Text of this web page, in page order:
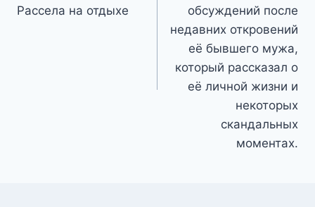
Рассела на отдыхе
обсуждений после
недавних откровений
её бывшего мужа,
который рассказал о
её личной жизни и
некоторых
скандальных
моментах.